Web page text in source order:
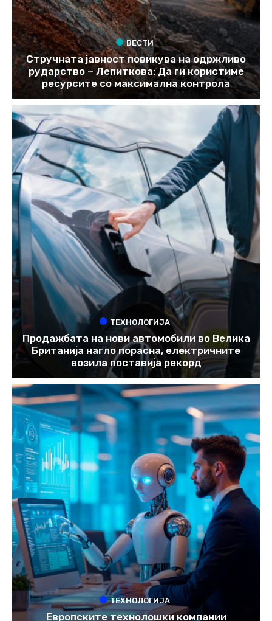
ВЕСТИ
Стручната јавност повикува на одржливо
рударство – Лепиткова: Да ги користиме
ресурсите со максимална контрола
ТЕХНОЛОГИЈА
Продажбата на нови автомобили во Велика
Британија нагло порасна, електричните
возила поставија рекорд
ТЕХНОЛОГИЈА
Европските технолошки компании